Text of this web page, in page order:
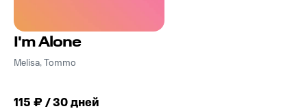
I'm Alone
Melisa, Tommo
115 ₽ / 30 дней